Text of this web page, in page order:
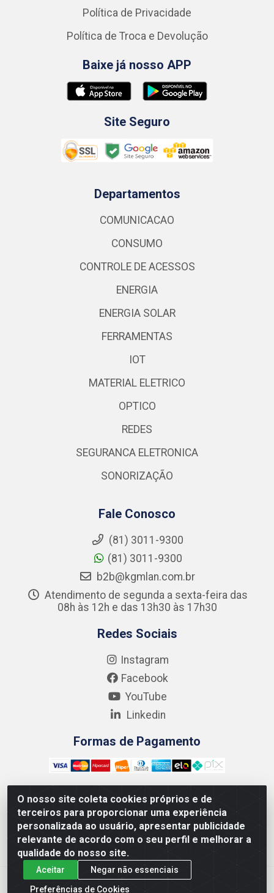
O nosso site coleta cookies próprios e de
terceiros para proporcionar uma experiência
personalizada ao usuário, apresentar publicidade
relevante de acordo com o seu perfil e melhorar a
qualidade do nosso site.
Aceitar
Negar não essenciais
Preferências de Cookies
Política de Privacidade
Política de Troca e Devolução
Baixe já nosso APP
Site Seguro
Departamentos
COMUNICACAO
CONSUMO
CONTROLE DE ACESSOS
ENERGIA
ENERGIA SOLAR
FERRAMENTAS
IOT
MATERIAL ELETRICO
OPTICO
REDES
SEGURANCA ELETRONICA
SONORIZAÇÃO
Fale Conosco
(81) 3011-9300
(81) 3011-9300
b2b@kgmlan.com.br
Atendimento de segunda a sexta-feira das
08h às 12h e das 13h30 às 17h30
Redes Sociais
Instagram
Facebook
YouTube
Linkedin
Formas de Pagamento
Kgmlan Distribuidora LTDA - CNPJ 18.217.682/0001-54 -
Rua Pedro de Barros Cavalcante, 58 - Bultrins, Olinda/PE
- CEP 53320-110